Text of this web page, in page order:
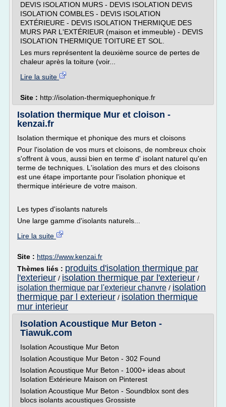
DEVIS ISOLATION MURS - DEVIS ISOLATION DEVIS
ISOLATION COMBLES - DEVIS ISOLATION
EXTÉRIEURE - DEVIS ISOLATION THERMIQUE DES
MURS PAR L'EXTÉRIEUR (maison et immeuble) - DEVIS
ISOLATION THERMIQUE TOITURE ET SOL.
Les murs représentent la deuxième source de pertes de
chaleur après la toiture (voir...
Lire la suite
Site : http://isolation-thermiquephonique.fr
Isolation thermique Mur et cloison -
kenzai.fr
Isolation thermique et phonique des murs et cloisons
Pour l'isolation de vos murs et cloisons, de nombreux choix
s'offrent à vous, aussi bien en terme d' isolant naturel qu'en
terme de techniques. L'isolation des murs et des cloisons
est une étape importante pour l'isolation phonique et
thermique intérieure de votre maison.
Les types d'isolants naturels
Une large gamme d'isolants naturels...
Lire la suite
Site : https://www.kenzai.fr
Thèmes liés : produits d'isolation thermique par
l'exterieur / isolation thermique par l'exterieur /
isolation thermique par l'exterieur chanvre / isolation
thermique par l exterieur / isolation thermique
mur interieur
Isolation Acoustique Mur Beton -
Tiawuk.com
Isolation Acoustique Mur Beton
Isolation Acoustique Mur Beton - 302 Found
Isolation Acoustique Mur Beton - 1000+ ideas about
Isolation Extérieure Maison on Pinterest
Isolation Acoustique Mur Beton - Soundblox sont des
blocs isolants acoustiques Grossiste